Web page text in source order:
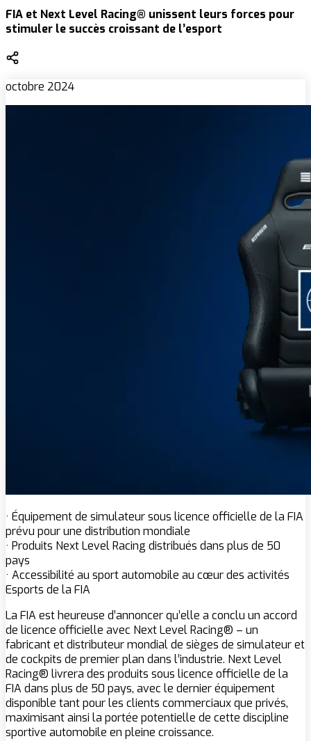
FIA et Next Level Racing® unissent leurs forces pour
stimuler le succès croissant de l’esport
octobre 2024
· Équipement de simulateur sous licence officielle de la FIA
prévu pour une distribution mondiale
· Produits Next Level Racing distribués dans plus de 50
pays
· Accessibilité au sport automobile au cœur des activités
Esports de la FIA
La FIA est heureuse d’annoncer qu’elle a conclu un accord
de licence officielle avec Next Level Racing® – un
fabricant et distributeur mondial de sièges de simulateur et
de cockpits de premier plan dans l’industrie. Next Level
Racing® livrera des produits sous licence officielle de la
FIA dans plus de 50 pays, avec le dernier équipement
disponible tant pour les clients commerciaux que privés,
maximisant ainsi la portée potentielle de cette discipline
sportive automobile en pleine croissance.